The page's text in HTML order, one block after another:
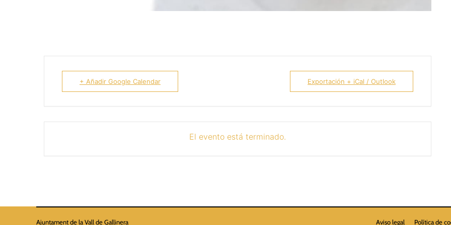
+ Añadir Google Calendar Exportación + iCal / Outlook
El evento está terminado.
Ajuntament de la Vall de Gallinera Aviso legal Política de